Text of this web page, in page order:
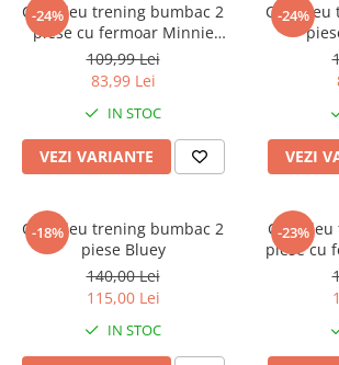
-24%
Compleu trening bumbac 2
piese cu fermoar Minnie
Mouse
109,99 Lei
83,99 Lei
IN STOC
VEZI VARIANTE
-24%
Compleu
VEZI
-18%
Compleu trening bumbac 2
piese Bluey
140,00 Lei
115,00 Lei
IN STOC
-23%
piese cu